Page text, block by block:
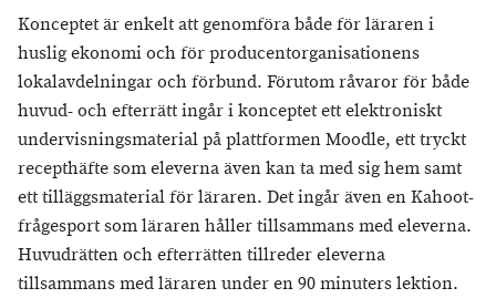
Konceptet är enkelt att genomföra både för läraren i
huslig ekonomi och för producentorganisationens
lokalavdelningar och förbund. Förutom råvaror för både
huvud- och efterrätt ingår i konceptet ett elektroniskt
undervisningsmaterial på plattformen Moodle, ett tryckt
recepthäfte som eleverna även kan ta med sig hem samt
ett tilläggsmaterial för läraren. Det ingår även en Kahoot-
frågesport som läraren håller tillsammans med eleverna.
Huvudrätten och efterrätten tillreder eleverna
tillsammans med läraren under en 90 minuters lektion.